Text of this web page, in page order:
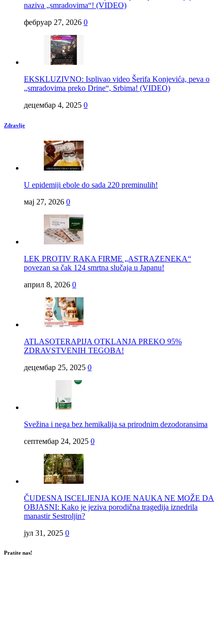
naziva „smradovima“! (VIDEO)
фебруар 27, 2026 0
EKSKLUZIVNO: Isplivao video Šerifa Konjevića, peva o
„smradovima preko Drine“, Srbima! (VIDEO)
децембар 4, 2025 0
Zdravlje
U epidemiji ebole do sada 220 preminulih!
мај 27, 2026 0
LEK PROTIV RAKA FIRME „ASTRAZENEKA“
povezan sa čak 124 smrtna slučaja u Japanu!
април 8, 2026 0
ATLASOTERAPIJA OTKLANJA PREKO 95%
ZDRAVSTVENIH TEGOBA!
децембар 25, 2025 0
Svežina i nega bez hemikalija sa prirodnim dezodoransima
септембар 24, 2025 0
ČUDESNA ISCELJENJA KOJE NAUKA NE MOŽE DA
OBJASNI: Kako je jeziva porodična tragedija iznedrila
manastir Sestroljin?
јул 31, 2025 0
Pratite nas!